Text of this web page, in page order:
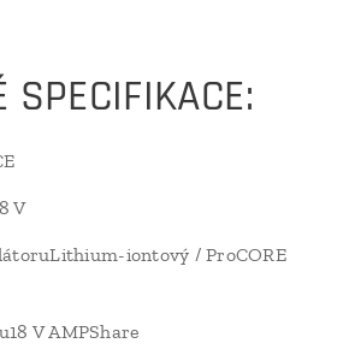
SPECIFIKACE:
V
iontový / ProCORE
V AMPShare